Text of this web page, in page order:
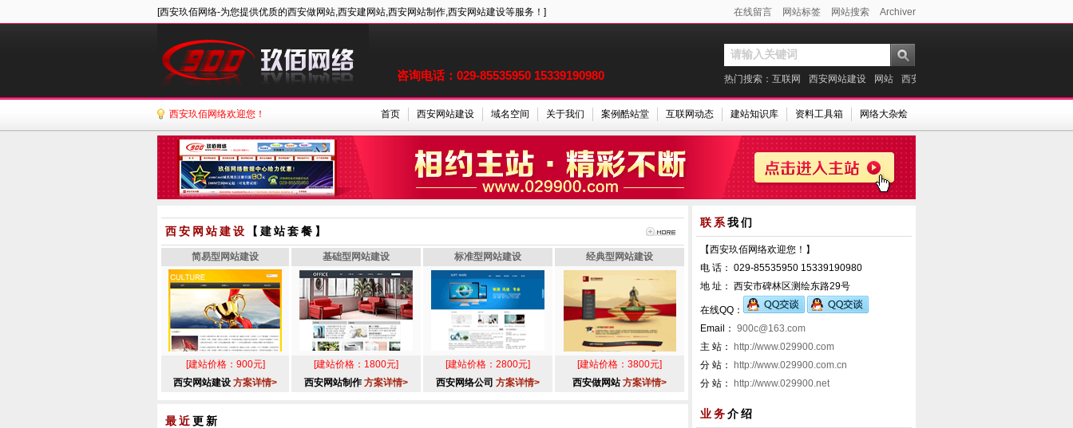
在线留言 网站标签 网站搜索 Archiver
[西安玖佰网络-为您提供优质的西安做网站,西安建网站,西安网站制作,西安网站建设等服务！]
咨询电话：029-85535950 15339190980 热门搜索： 互联网 西安网站建设 网站 西安做网站
西安玖佰网络欢迎您！ 首页 西安网站建设 域名空间 关于我们 案例酷站堂 互联网动态 建站知识库 资料工具箱 网络大杂烩
西安网站建设 【建站套餐】
简易型网站建设
[建站价格：900元]
西安网站建设 方案详情>
基础型网站建设
[建站价格：1800元]
西安网站制作 方案详情>
标准型网站建设
[建站价格：2800元]
西安网络公司 方案详情>
经典型网站建设
[建站价格：3800元]
西安做网站 方案详情>
最近更新
联系我们
【西安玖佰网络欢迎您！】
电 话： 029-85535950 15339190980
地 址： 西安市碑林区测绘东路29号
在线QQ：
Email： 900c@163.com
主 站：
http://www.029900.com
分 站：
http://www.029900.com.cn
分 站：
http://www.029900.net
业务介绍